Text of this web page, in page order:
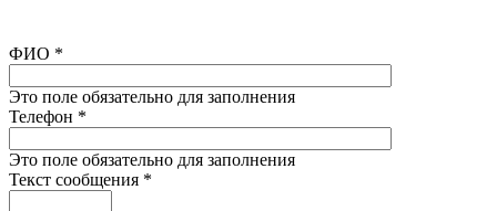
ФИО *
Это поле обязательно для заполнения
Телефон *
Это поле обязательно для заполнения
Текст сообщения *